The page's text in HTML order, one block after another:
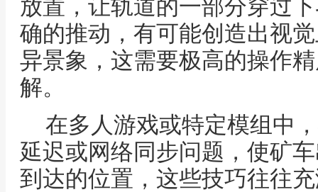
放置，让轨道的一部分穿过
确的推动，有可能创造出视
异景象，这需要极高的操作
解。
在多人游戏或特定模组中
延迟或网络同步问题，使矿
到达的位置，这些技巧往往